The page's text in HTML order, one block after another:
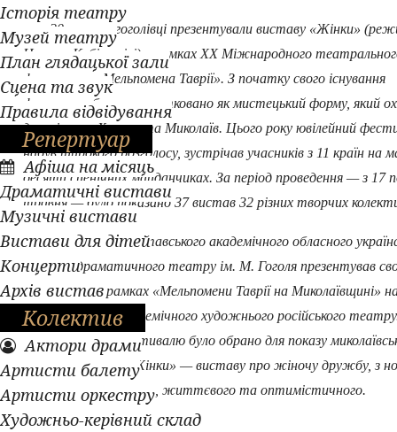
Історія театру
Музей театру
План глядацької зали
Сцена та звук
Правила відвідування
Репертуар
Афіша на місяць
Драматичні вистави
Музичні вистави
Вистави для дітей
Концерти
Архів вистав
Колектив
Актори драми
Артисти балету
Артисти оркестру
Художньо-керівний склад
20 травня гоголівці презентували виставу «Жінки»
Цицино Кобіашвілі) у рамках ХХ Міжнародного
фестивалю «Мельпомена Таврії». З початку свого існування
фестиваль було започатковано як мистецький форму, який
два міста – Херсон та Миколаїв. Цього року ювілейний
набув широкого розголосу, зустрічав учасників з 11 країн на
десяти сценічних майданчиках. За період проведення — з 17
травня — було показано 37 вистав 32 різних творчих
Колектив Полтавського академічного обласного
музично-драматичного театру ім. М. Гоголя презентував
мистецтво у рамках «Мельпомени Таврії на Миколаївщині»
Миколаївського академічного художнього російського
Оргкомітетом фестивалю було обрано для показу
глядачу виставу «Жінки» — виставу про жіночу дружбу, з
комічного, трагічного, життєвого та оптимістичного.